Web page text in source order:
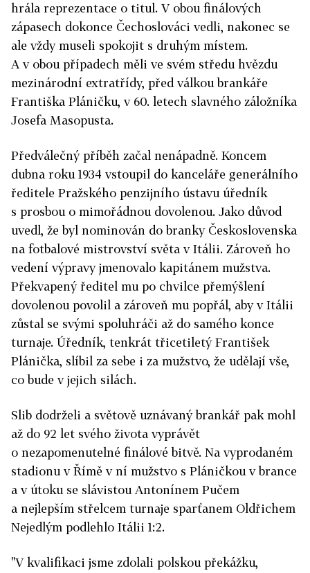
hrála reprezentace o titul. V obou finálových
zápasech dokonce Čechoslováci vedli, nakonec se
ale vždy museli spokojit s druhým místem.
A v obou případech měli ve svém středu hvězdu
mezinárodní extratřídy, před válkou brankáře
Františka Pláničku, v 60. letech slavného záložníka
Josefa Masopusta.
Předválečný příběh začal nenápadně. Koncem
dubna roku 1934 vstoupil do kanceláře generálního
ředitele Pražského penzijního ústavu úředník
s prosbou o mimořádnou dovolenou. Jako důvod
uvedl, že byl nominován do branky Československa
na fotbalové mistrovství světa v Itálii. Zároveň ho
vedení výpravy jmenovalo kapitánem mužstva.
Překvapený ředitel mu po chvilce přemýšlení
dovolenou povolil a zároveň mu popřál, aby v Itálii
zůstal se svými spoluhráči až do samého konce
turnaje. Úředník, tenkrát třicetiletý František
Plánička, slíbil za sebe i za mužstvo, že udělají vše,
co bude v jejich silách.
Slib dodrželi a světově uznávaný brankář pak mohl
až do 92 let svého života vyprávět
o nezapomenutelné finálové bitvě. Na vyprodaném
stadionu v Římě v ní mužstvo s Pláničkou v brance
a v útoku se slávistou Antonínem Pučem
a nejlepším střelcem turnaje sparťanem Oldřichem
Nejedlým podlehlo Itálii 1:2.
"V kvalifikaci jsme zdolali polskou překážku,